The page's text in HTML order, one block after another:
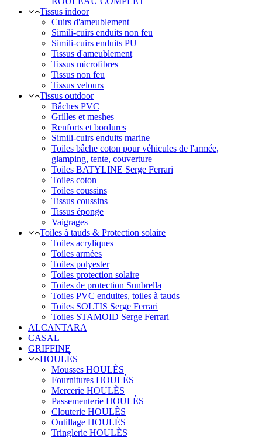
Tissus indoor
Cuirs d'ameublement
Simili-cuirs enduits non feu
Simili-cuirs enduits PU
Tissus d'ameublement
Tissus microfibres
Tissus non feu
Tissus velours
Tissus outdoor
Bâches PVC
Grilles et meshes
Renforts et bordures
Simili-cuirs enduits marine
Toiles bâche coton pour véhicules de l'armée,
glamping, tente, couverture
Toiles BATYLINE Serge Ferrari
Toiles coton
Toiles coussins
Tissus coussins
Tissus éponge
Vaigrages
Toiles à tauds & Protection solaire
Toiles acryliques
Toiles armées
Toiles polyester
Toiles protection solaire
Toiles de protection Sunbrella
Toiles PVC enduites, toiles à tauds
Toiles SOLTIS Serge Ferrari
Toiles STAMOID Serge Ferrari
ALCANTARA
CASAL
GRIFFINE
HOULÈS
Mousses HOULÈS
Fournitures HOULÈS
Mercerie HOULÈS
Passementerie HOULÈS
Clouterie HOULÈS
Outillage HOULÈS
Tringlerie HOULÈS